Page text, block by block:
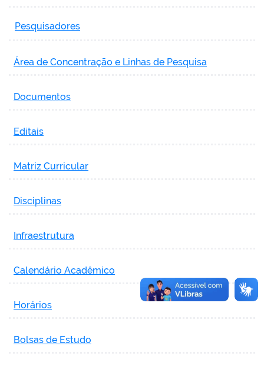
Pesquisadores
Área de Concentração e Linhas de Pesquisa
Documentos
Editais
Matriz Curricular
Disciplinas
Infraestrutura
Calendário Acadêmico
Horários
Bolsas de Estudo